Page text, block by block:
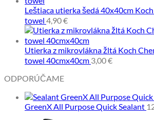
Leštiaca utierka šedá 40x40cm
towel 4,90€
Utierka z mikrovlákna žltá Koch
towel 40cmx40cm 3,00€
ODPORÚČAME
GreenX All Purpose Quick Sealant